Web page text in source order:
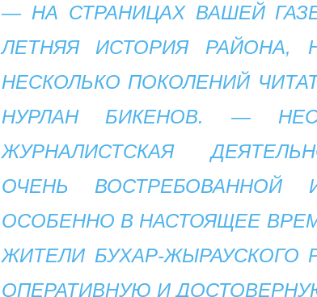
— НА СТРАНИЦАХ ВАШЕЙ
ЛЕТНЯЯ ИСТОРИЯ РАЙОНА,
НЕСКОЛЬКО ПОКОЛЕНИЙ
НУРЛАН БИКЕНОВ. —
ЖУРНАЛИСТСКАЯ
ОЧЕНЬ ВОСТРЕБОВАННОЙ
ОСОБЕННО В НАСТОЯЩЕЕ
ЖИТЕЛИ БУХАР-ЖЫРАУСКОГО
ОПЕРАТИВНУЮ И